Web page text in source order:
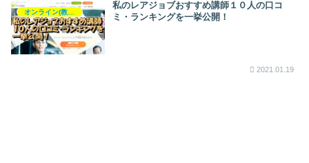
オンライン(教室)英会話
私のレアジョブおすすめ講師１０人の口コ
ミ・ランキングを一挙公開！
2021.01.19